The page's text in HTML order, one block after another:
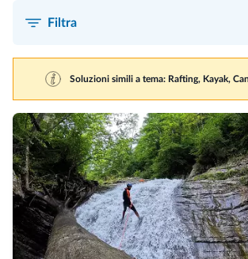
Filtra
Soluzioni simili a tema: Rafting, Kayak,